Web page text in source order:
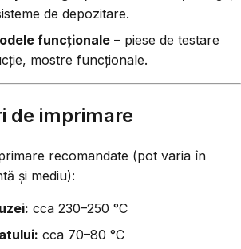
de depozitare.
funcționale – piese de testare
mostre funcționale.
de imprimare
recomandate (pot varia în
și mediu):
cca 230–250 °C
cca 70–80 °C